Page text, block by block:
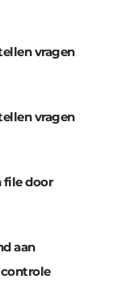
vragen
vragen
file door
aan